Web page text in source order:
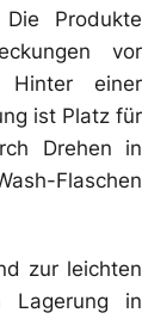
Produkte
vor
Hinter einer
ist Platz für
Drehen in
Flaschen
zur leichten
Lagerung in